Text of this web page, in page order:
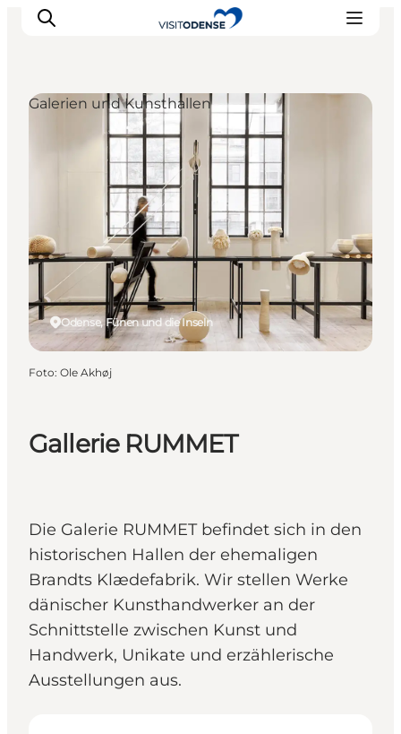
Odense erleben
Veranstaltungen
Reiseplanung
Inspiration
Gallerie RUMMET
Die Galerie RUMMET befindet sich in den
historischen Hallen der ehemaligen
Brandts Klædefabrik. Wir stellen Werke
dänischer Kunsthandwerker an der
Schnittstelle zwischen Kunst und
Handwerk, Unikate und erzählerische
Ausstellungen aus.
Odense, Fünen und die Inseln
Galerien und Kunsthallen
Foto: Ole Akhøj